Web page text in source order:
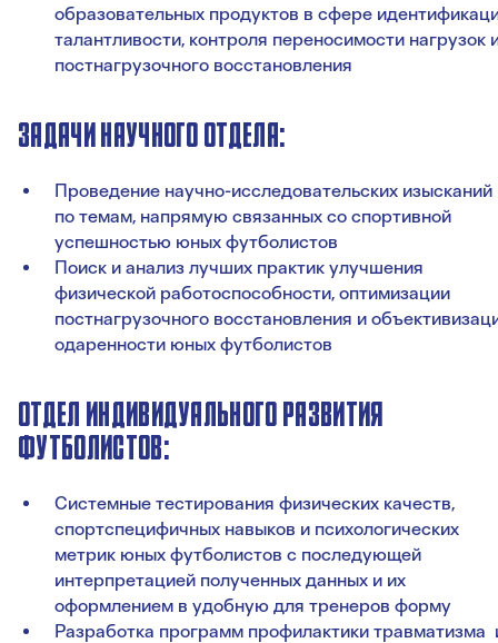
образовательных продуктов в сфере
талантливости, контроля переносимости нагрузок
постнагрузочного восстановления
ЗАДАЧИ НАУЧНОГО ОТДЕЛА:
Проведение научно-исследовательских изысканий
по темам, напрямую связанных со спортивной
успешностью юных футболистов
Поиск и анализ лучших практик улучшения
физической работоспособности, оптимизации
постнагрузочного восстановления и
одаренности юных футболистов
ОТДЕЛ ИНДИВИДУАЛЬНОГО РАЗВИТИЯ
ФУТБОЛИСТОВ:
Системные тестирования физических качеств,
спортспецифичных навыков и психологических
метрик юных футболистов с последующей
интерпретацией полученных данных и их
оформлением в удобную для тренеров форму
Разработка программ профилактики травматизма